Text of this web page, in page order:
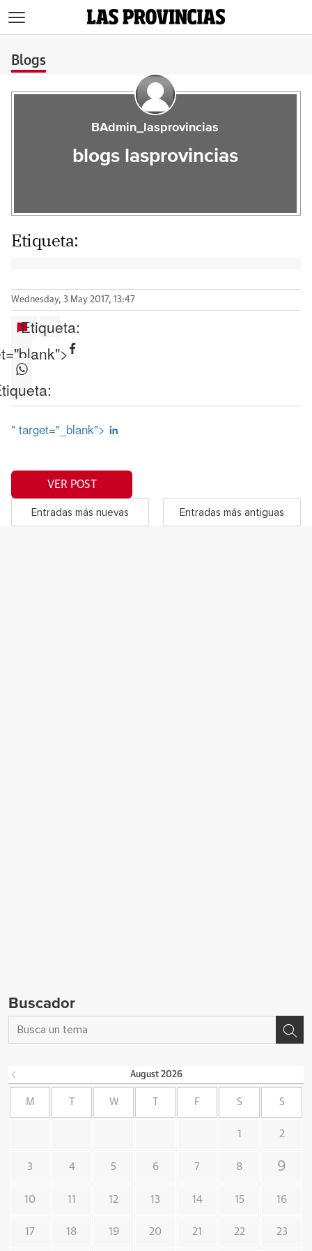
Blogs
BAdmin_lasprovincias
blogs lasprovincias
Etiqueta:
Wednesday, 3 May 2017, 13:47
Etiqueta:
" target="_blank">
VER POST
Entradas más nuevas Entradas más antiguas
Buscador
August 2026
M W F S S
1 2
3 4 5 6 7 8 9
10 11 12 13 14 15 16
17 18 19 20 21 22 23